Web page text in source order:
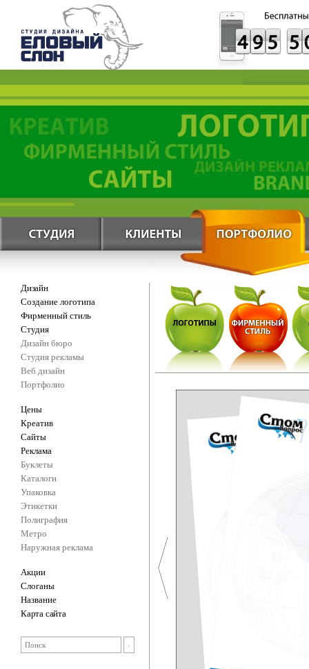
Дизайн
Создание логотипа
Фирменный стиль
Студия
Дизайн бюро
Студия рекламы
Веб дизайн
Портфолио
Цены
Креатив
Сайты
Реклама
Буклеты
Каталоги
Упаковка
Этикетки
Полиграфия
Метро
Наружная реклама
Акции
Слоганы
Название
Карта сайта